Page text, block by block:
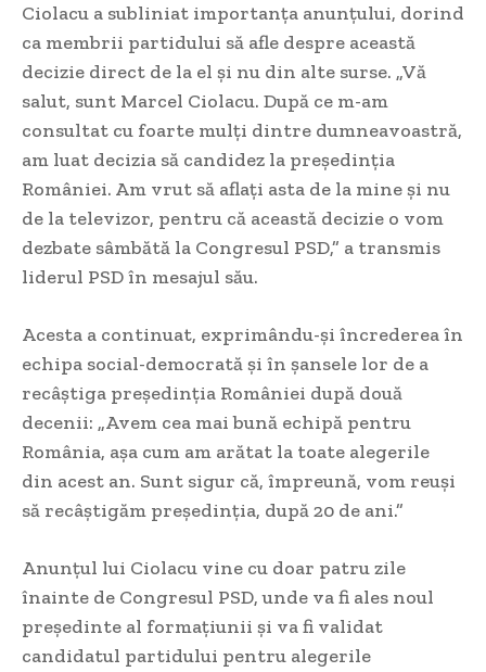
Ciolacu a subliniat importanța anunțului, dorind
ca membrii partidului să afle despre această
decizie direct de la el și nu din alte surse. „Vă
salut, sunt Marcel Ciolacu. După ce m-am
consultat cu foarte mulți dintre dumneavoastră,
am luat decizia să candidez la președinția
României. Am vrut să aflați asta de la mine și nu
de la televizor, pentru că această decizie o vom
dezbate sâmbătă la Congresul PSD,” a transmis
liderul PSD în mesajul său.
Acesta a continuat, exprimându-și încrederea în
echipa social-democrată și în șansele lor de a
recâștiga președinția României după două
decenii: „Avem cea mai bună echipă pentru
România, așa cum am arătat la toate alegerile
din acest an. Sunt sigur că, împreună, vom reuși
să recâștigăm președinția, după 20 de ani.”
Anunțul lui Ciolacu vine cu doar patru zile
înainte de Congresul PSD, unde va fi ales noul
președinte al formațiunii și va fi validat
candidatul partidului pentru alegerile